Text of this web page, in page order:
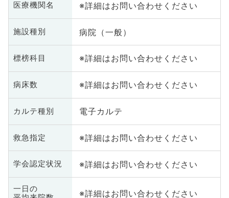
医療機関名 ※詳細はお問い合わせください
施設種別 病院（一般）
標榜科目 ※詳細はお問い合わせください
病床数 ※詳細はお問い合わせください
カルテ種別 電子カルテ
救急指定 ※詳細はお問い合わせください
学会認定状況 ※詳細はお問い合わせください
一日の
※詳細はお問い合わせください